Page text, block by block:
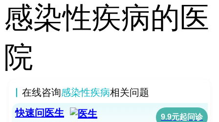
感染性疾病的医
院
在线咨询感染性疾病相关问题
快速问医生
9.9元起问诊